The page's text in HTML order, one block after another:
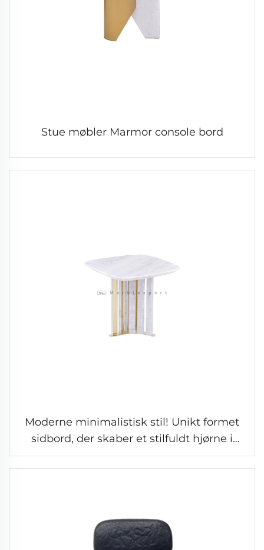
Stue møbler Marmor console bord
Moderne minimalistisk stil! Unikt formet
sidbord, der skaber et stilfuldt hjørne i
stuen